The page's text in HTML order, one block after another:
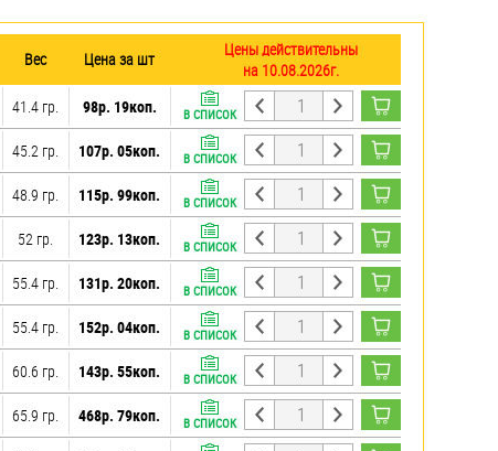
Вес Цена за шт
Цены действительны
на 10.08.2026г.
41.4 гр. 98р. 19коп. В СПИСОК
45.2 гр. 107р. 05коп. В СПИСОК
48.9 гр. 115р. 99коп. В СПИСОК
52 гр. 123р. 13коп. В СПИСОК
55.4 гр. 131р. 20коп. В СПИСОК
55.4 гр. 152р. 04коп. В СПИСОК
60.6 гр. 143р. 55коп. В СПИСОК
65.9 гр. 468р. 79коп. В СПИСОК